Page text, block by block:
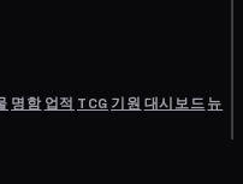
명함 업적 TCG기원 대시보드뉴